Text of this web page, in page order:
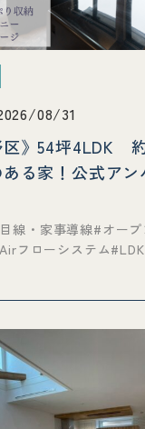
08/31
区》54坪4LDK
る家！公式ア
線・家事導線
オー
Airフローシステム LDK